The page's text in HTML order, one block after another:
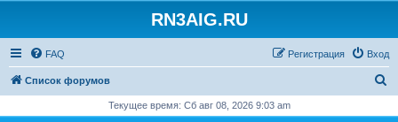
RN3AIG.RU
FAQ Вход
Регистрация
Список форумов
Текущее время: Сб авг 08, 2026 9:03 am